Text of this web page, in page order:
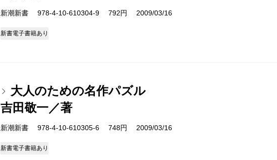
新潮新書 978-4-10-610304-9 792円 2009/03/16
新書電子書籍あり
大人のための名作パズル
吉田敬一／著
新潮新書 978-4-10-610305-6 748円 2009/03/16
新書電子書籍あり